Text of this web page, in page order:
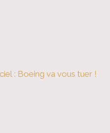
: Boeing va vous tuer !